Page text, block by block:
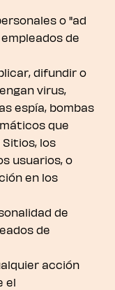
o "ad
de
difundir o
virus,
espía, bombas
que
los
usuarios, o
en los
de
de
acción
el